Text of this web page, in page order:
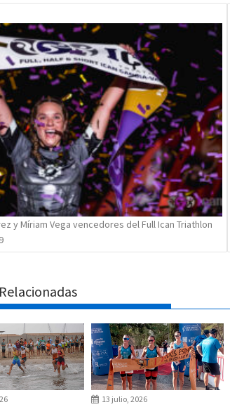
y Míriam Vega vencedores del Full Ican Triathlon
13 julio, 2026